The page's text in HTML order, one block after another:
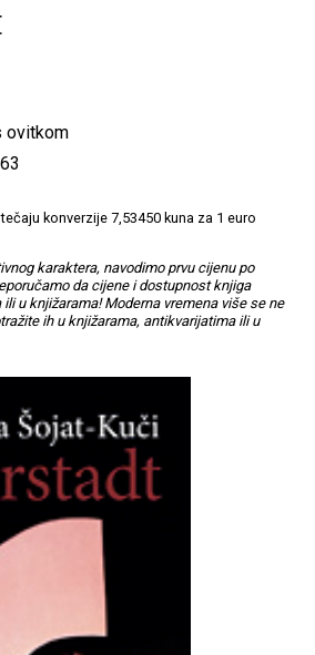
ovitkom
konverzije 7,53450 kuna za 1 euro
karaktera, navodimo prvu cijenu po
da cijene i dostupnost knjiga
u knjižarama! Moderna vremena više se ne
ih u knjižarama, antikvarijatima ili u